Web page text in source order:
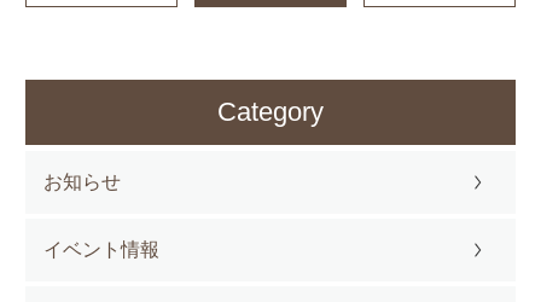
Category
お知らせ
イベント情報